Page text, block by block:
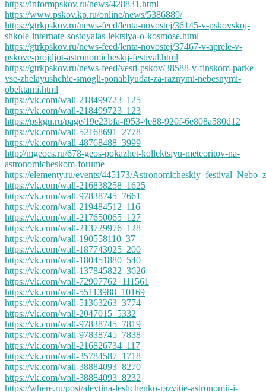
https://informpskov.ru/news/428831.html
https://www.pskov.kp.ru/online/news/5386889/
https://gtrkpskov.ru/news-feed/lenta-novostej/36145-v-pskovskoj-
shkole-internate-sostoyalas-lektsiya-o-kosmose.html
https://gtrkpskov.ru/news-feed/lenta-novostej/37467-v-aprele-v-
pskove-projdjot-astronomicheskij-festival.html
https://gtrkpskov.ru/news-feed/vesti-pskov/38588-v-finskom-parke-
vse-zhelayushchie-smogli-ponablyudat-za-raznymi-nebesnymi-
obektami.html
https://vk.com/wall-218499723_125
https://vk.com/wall-218499723_123
https://pskgu.ru/page/19e23bfa-f953-4e88-920f-6e808a580d12
https://vk.com/wall-52168691_2778
https://vk.com/wall-48768488_3999
http://mgeocs.ru/678-geos-pokazhet-kollektsiyu-meteoritov-na-
astronomicheskom-forume
https://elementy.ru/events/445173/
https://vk.com/wall-216838258_1625
https://vk.com/wall-97838745_7661
https://vk.com/wall-219484512_116
https://vk.com/wall-217650065_127
https://vk.com/wall-213729976_128
https://vk.com/wall-190558110_37
https://vk.com/wall-187743025_200
https://vk.com/wall-180451880_540
https://vk.com/wall-137845822_3626
https://vk.com/wall-72907762_111561
https://vk.com/wall-55113988_10169
https://vk.com/wall-51363263_3774
https://vk.com/wall-2047015_5332
https://vk.com/wall-97838745_7819
https://vk.com/wall-97838745_7838
https://vk.com/wall-216826734_117
https://vk.com/wall-35784587_1718
https://vk.com/wall-38884093_8270
https://vk.com/wall-38884093_8232
https://where.ru/post/alevtina-leshchenko-razvitie-astronomii-i-